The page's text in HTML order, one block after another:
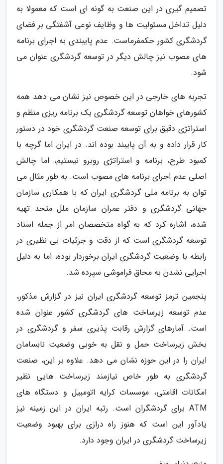
تصمیم گیری در این صنعت به گونه ای است که معمولا به
دلیل تداخل مسئولیت ها و وظایف نوعی آشفتگی بر فضای
گردشگری کشور حکمفرماست. عدم پایبندی به اجرای برنامه
های مصوب نیز چالش دیگر در توسعه گردشگری عنوان می
شود.
تجربه های خارجی در این خصوص نیز نشان می دهد همه
کشورهای خواهان توسعه گردشگری یک برنامه ریزی منظم و
استراتژی دقیق برای توسعه صنعت گردشگری خود در دستور
کار قرار داده و به آن پایبند بوده اند. در ایران اما گرچه با
کمبود طرح، برنامه و استراتژی روبرو نیستیم، اما چالش
اصلی عدم اجرای برنامه های مصوب است. به طور مثال می
توان به برنامه ملی گردشگری ایران که با همکاری سازمان
جهانی گردشگری و دفتر عمران سازمان ملل متحد تهیه
شده، اشاره کرد که به گواه متخصصان امر از جمله اسناد
توسعه گردشگری است که از دقت و جزئیات بی نظیری در
رابطه با وضعیت گردشگری ایران برخوردار بوده، اما به دلیل
اجرایی نشدن به محاق فراموشی سپرده شد.
پنجمین ترمز توسعه گردشگری ایران نیز در گزارش مذکور،
عدم توسعه زیرساخت های گردشگری کشور عنوان شده
است. آمارهای گزارش رقابت پذیری سفر و گردشگری در
بخش زیرساخت حمل و نقل به خوبی وضعیت نابسامان
ایران را در این حوزه نشان می دهد. علاوه بر این، صنعت
گردشگری به طور خاص نیازمند زیرساخت هایی نظیر
امکانات اقامتی، موسسات کرایه اتومبیل و دستگاه های
ATM برای گردشگران است. رتبه ایران در این زمینه نیز
یادآور این است که هنوز راه درازی برای بهبود وضعیت
زیرساخت گردشگری در ایران وجود دارد.